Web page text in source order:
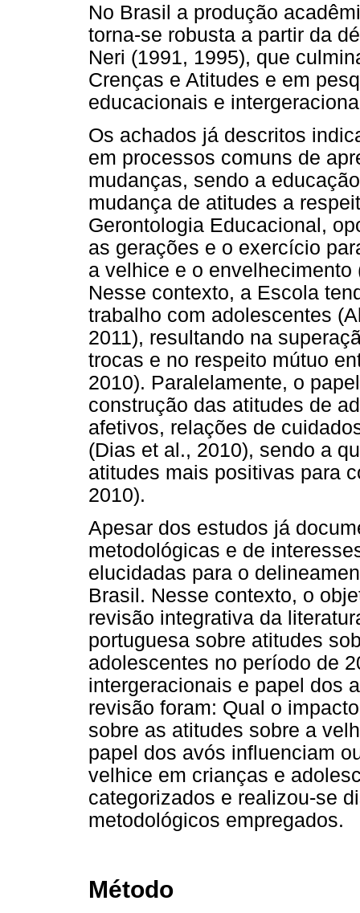
No Brasil a produção
torna-se robusta a partir da
Neri (1991, 1995), que
Crenças e Atitudes e em
educacionais e
Os achados já descritos
em processos comuns de
mudanças, sendo a
mudança de atitudes a
Gerontologia Educacional,
as gerações e o exercício
a velhice e o envelhecimento
Nesse contexto, a Escola
trabalho com adolescentes
2011), resultando na
trocas e no respeito mútuo
2010). Paralelamente, o
construção das atitudes de
afetivos, relações de
(Dias et al., 2010), sendo a
atitudes mais positivas para
2010).
Apesar dos estudos já
metodológicas e de
elucidadas para o
Brasil. Nesse contexto, o
revisão integrativa da
portuguesa sobre atitudes
adolescentes no período de
intergeracionais e papel dos
revisão foram: Qual o
sobre as atitudes sobre a
papel dos avós influenciam
velhice em crianças e
categorizados e realizou-se
metodológicos empregados.
Método